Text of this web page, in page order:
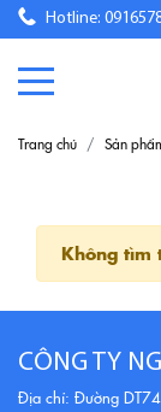
Hotline:
Trang chủ Sản
Không tìm
CÔNG TY
Địa chỉ: Đường